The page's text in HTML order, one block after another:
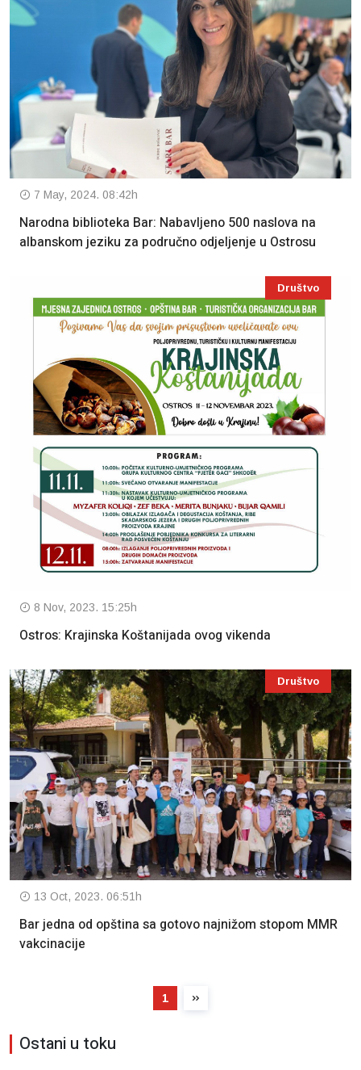
7 May, 2024. 08:42h
Narodna biblioteka Bar: Nabavljeno 500 naslova na
albanskom jeziku za područno odjeljenje u Ostrosu
Društvo
8 Nov, 2023. 15:25h
Ostros: Krajinska Koštanijada ovog vikenda
Društvo
13 Oct, 2023. 06:51h
Bar jedna od opština sa gotovo najnižom stopom MMR
vakcinacije
1
Ostani u toku